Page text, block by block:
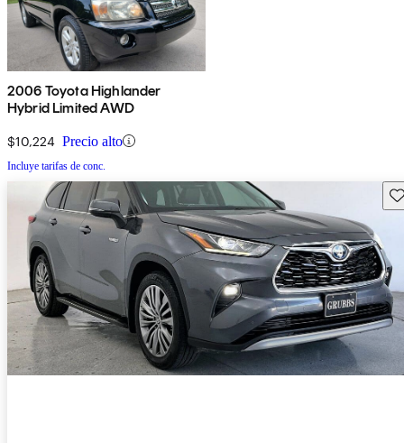
2006 Toyota Highlander
Hybrid Limited AWD
$10,224 Precio alto
Incluye tarifas de conc.